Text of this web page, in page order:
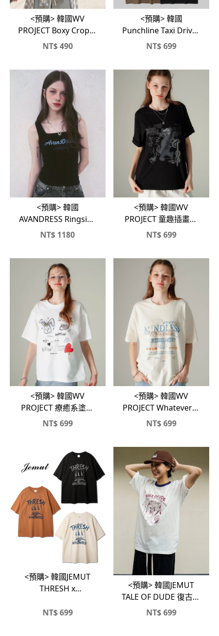
<預購> 韓國WV
PROJECT Boxy Crop純
棉素色短T
NT$490
<預購> 韓國
Punchline Taxi Driver
高磅純棉短T
NT$699
<預購> 韓國
AVANDRESS Ringside
修身短版背心
NT$ 1180
<預購> 韓國WV
PROJECT 童趣插畫高
磅純棉短T#wvproject
NT$699
<預購> 韓國WV
PROJECT 療癒系塗鴉
高磅純棉短T
NT$699
<預購> 韓國WV
PROJECT Whatever復
古感高磅純棉短T
NT$699
<預購> 韓國JEMUT
THRESH x
磅純棉短T
NT$699
<預購> 韓國JEMUT
TALE OF DUDE 復古感
高磅短T
NT$699